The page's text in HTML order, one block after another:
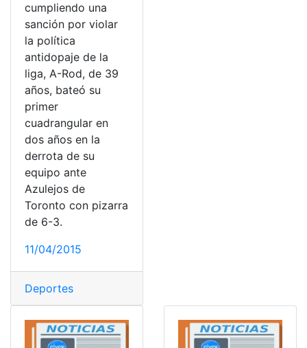
cumpliendo una
sanción por violar
la política
antidopaje de la
liga, A-Rod, de 39
años, bateó su
primer
cuadrangular en
dos años en la
derrota de su
equipo ante
Azulejos de
Toronto con pizarra
de 6-3.
11/04/2015
Deportes